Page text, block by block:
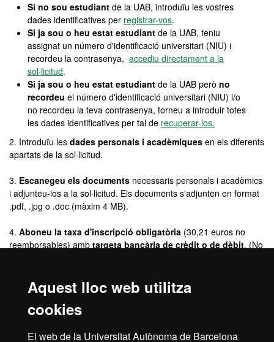
Aquest lloc web utilitza
cookies
El web de la Universitat Autònoma de Barcelona
Si no sou estudiant de la UAB, introduïu les vostres
dades identificatives per registrar-vos.
Si ja sou o heu estat estudiant de la UAB, teniu
assignat un número d'identificació universitari (NIU) i
recordeu la contrasenya, accediu directament a la
sol·licitud.
Si ja sou o heu estat estudiant de la UAB però no
recordeu el número d'identificació universitari (NIU) i/o
no recordeu la teva contrasenya, torneu a introduir totes
les dades identificatives per tal de recuperar-los.
2. Introduïu les dades personals i acadèmiques en els diferents
apartats de la sol·licitud.
3. Escanegeu els documents necessaris personals i acadèmics
i adjunteu-los a la sol·licitud. Els documents s'adjunten en format
.pdf, .jpg o .doc (màxim 4 MB).
4. Aboneu la taxa d'inscripció obligatòria (30,21 euros no
reemborsables) amb targeta bancària de crèdit o de dèbit. (No
Logistics and Supply Chain Management)
5. Si voleu, podeu descarregar-vos el